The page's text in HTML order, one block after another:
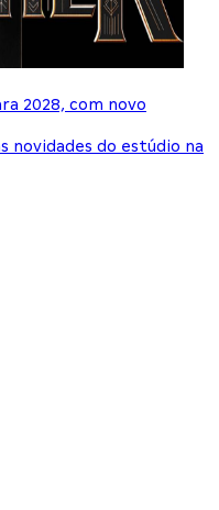
2028, com novo
novidades do estúdio na